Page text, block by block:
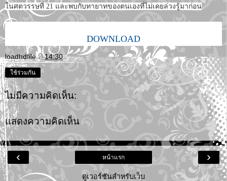
ในศตวรรษที่ 21 และพบกับทายาทของตนเองที่ไม่เคยล่วงรู้มาก่อน
DOWNLOAD
loadhdfile ที่14:30
ใช้ร่วมกัน
ไม่มีความคิดเห็น:
แสดงความคิดเห็น
‹ ›
หน้าแรก
ดูเวอร์ชันสำหรับเว็บ